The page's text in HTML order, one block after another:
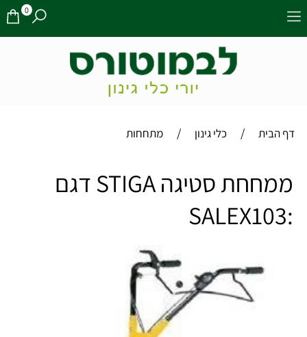
0
דף הבית / כלי גינון / מתחחות
ממחחת סטיגה STIGA דגם
:SALEX103